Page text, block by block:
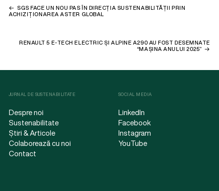
SGS FACE UN NOU PAS ÎN DIRECȚIA SUSTENABILITĂȚII PRIN
ACHIZIȚIONAREA ASTER GLOBAL
RENAULT 5 E-TECH ELECTRIC ȘI ALPINE A290 AU FOST DESEMNATE
“MAȘINA ANULUI 2025”
JURNAL DE SUSTENABILITATE
Despre noi
Sustenabilitate
Știri & Articole
Colaborează cu noi
Contact
SOCIAL MEDIA
LinkedIn
Facebook
Instagram
YouTube